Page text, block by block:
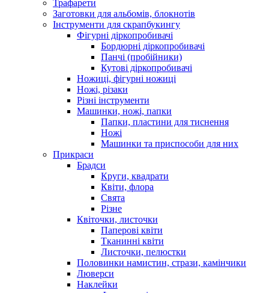
Трафарети
Заготовки для альбомів, блокнотів
Інструменти для скрапбукингу
Фігурні діркопробивачі
Бордюрні діркопробивачі
Панчі (пробійники)
Кутові діркопробивачі
Ножиці, фігурні ножиці
Ножі, різаки
Різні інструменти
Машинки, ножі, папки
Папки, пластини для тиснення
Ножі
Машинки та приспособи для них
Прикраси
Брадси
Круги, квадрати
Квіти, флора
Свята
Різне
Квіточки, листочки
Паперові квіти
Тканинні квіти
Листочки, пелюстки
Половинки намистин, стрази, камінчики
Люверси
Наклейки